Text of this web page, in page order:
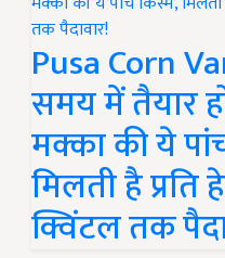
Pusa Corn
समय में तैयार
मक्का की ये
मिलती है प्रति
क्विंटल तक